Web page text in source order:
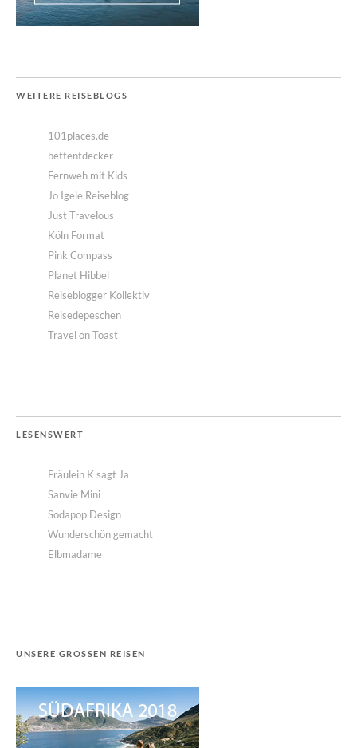
WEITERE REISEBLOGS
101places.de
bettentdecker
Fernweh mit Kids
Jo Igele Reiseblog
Just Travelous
Köln Format
Pink Compass
Planet Hibbel
Reiseblogger Kollektiv
Reisedepeschen
Travel on Toast
LESENSWERT
Fräulein K sagt Ja
Sanvie Mini
Sodapop Design
Wunderschön gemacht
Elbmadame
UNSERE GROSSEN REISEN